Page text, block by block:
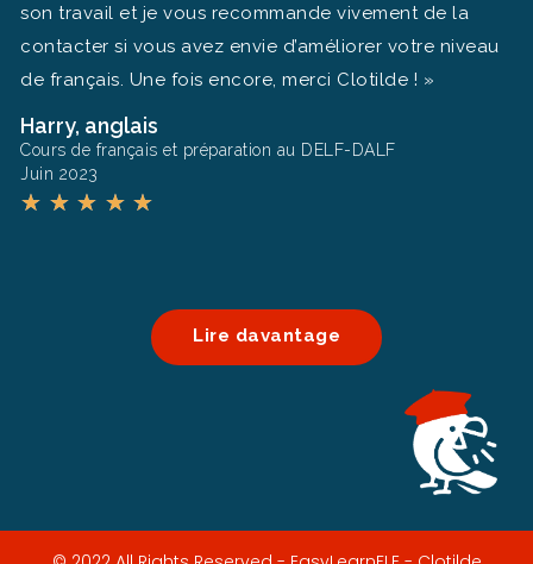
son travail et je vous recommande vivement de la
contacter si vous avez envie d’améliorer votre niveau
de français. Une fois encore, merci Clotilde ! »
Harry, anglais
Cours de français et préparation au DELF-DALF
Juin 2023
★ ★ ★ ★ ★
Lire davantage